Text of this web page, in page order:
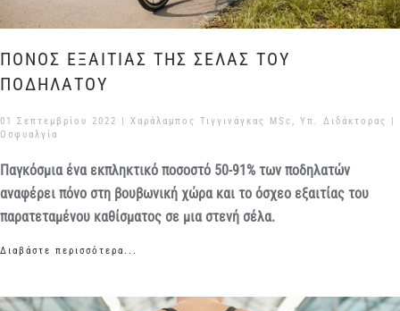
ΠΟΝΟΣ ΕΞΑΙΤΙΑΣ ΤΗΣ ΣΕΛΑΣ ΤΟΥ
ΠΟΔΗΛΑΤΟΥ
01 Σεπτεμβρίου 2022
| Χαράλαμπος Τιγγινάγκας MSc, Υπ. Διδάκτορας |
Οσφυαλγία
Παγκόσμια ένα εκπληκτικό ποσοστό 50-91% των ποδηλατών
αναφέρει πόνο στη βουβωνική χώρα και το όσχεο εξαιτίας του
παρατεταμένου καθίσματος σε μια στενή σέλα.
Διαβάστε περισσότερα...